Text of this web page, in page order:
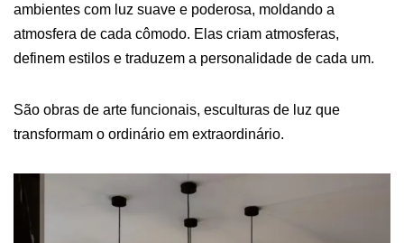
ambientes com luz suave e poderosa, moldando a
atmosfera de cada cômodo. Elas criam atmosferas,
definem estilos e traduzem a personalidade de cada um.
São obras de arte funcionais, esculturas de luz que
transformam o ordinário em extraordinário.